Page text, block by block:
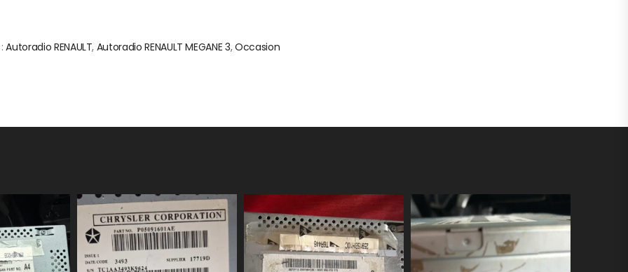
:Autoradio RENAULT, Autoradio RENAULT MEGANE 3,Occasion